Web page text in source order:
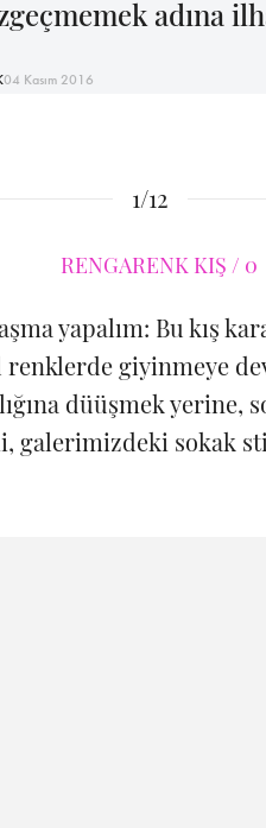
adına
04 Kasım 2016
1/12
yapalım: Bu kış
renklerde giyinmeye
düüşmek yerine,
galerimizdeki sokak